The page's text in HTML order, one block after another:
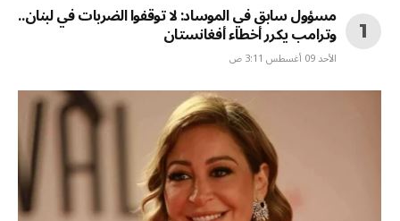
مسؤول سابق في الموساد: لا توقفوا الضربات في لبنان..
وترامب يكرر أخطاء أفغانستان
الأحد 09 أغسطس 3:11 ص